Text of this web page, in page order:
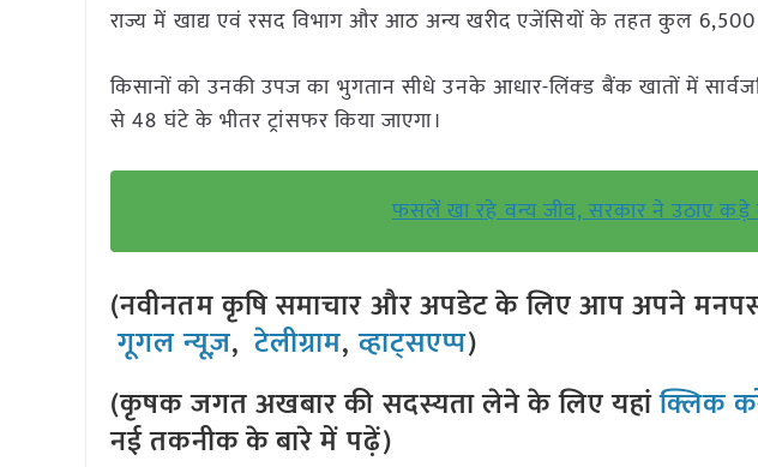
राज्य में खाद्य एवं रसद विभाग और आठ अन्य खरीद एजेंसियों के तहत कुल 6,500
किसानों को उनकी उपज का भुगतान सीधे उनके आधार-लिंक्ड बैंक खातों में
से 48 घंटे के भीतर ट्रांसफर किया जाएगा।
फसलें खा रहे वन्य जीव, सरकार ने उठाए कड़े
(नवीनतम कृषि समाचार और अपडेट के लिए आप अपने
गूगल न्यूज़,टेलीग्राम,व्हाट्सएप्प)
(कृषक जगत अखबार की सदस्यता लेने के लिए यहांक्लिक
नई तकनीक के बारे में पढ़ें)